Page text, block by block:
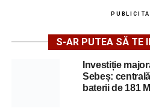
S-AR PUTEA SĂ TE
Investiție
Sebeș:
baterii de 181